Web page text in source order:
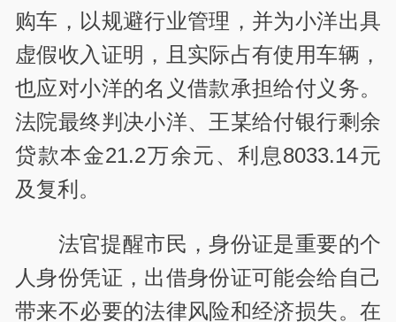
购车，以规避行业管理，并为小洋出具
虚假收入证明，且实际占有使用车辆，
也应对小洋的名义借款承担给付义务。
法院最终判决小洋、王某给付银行剩余
贷款本金21.2万余元、利息8033.14元
及复利。
法官提醒市民，身份证是重要的个
人身份凭证，出借身份证可能会给自己
带来不必要的法律风险和经济损失。在